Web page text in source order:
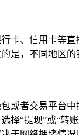
卡、信用卡等
是，不同地区
或者交易平台
择“提现”或“转